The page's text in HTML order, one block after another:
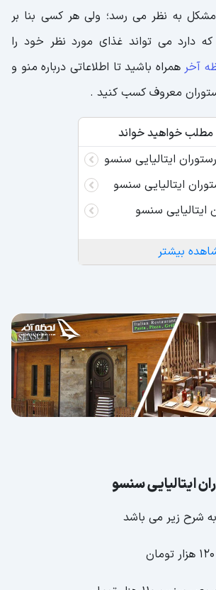
به نظر می رسد؛ ولی هر کسی بنا بر
دارد می تواند غذای مورد نظر خود را
آخر همراه باشید تا اطلاعاتی درباره منو و
معروف کسب کنید .
مطلب خواهید خواند
ایتالیایی سنسو
ایتالیایی سنسو
ایتالیایی سنسو
بیشتر
ایتالیایی سنسو
شرح زیر می باشد